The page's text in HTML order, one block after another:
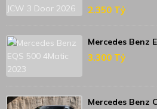
2.350 Tỷ
Mercedes Benz
3.300 Tỷ
Mercedes Benz